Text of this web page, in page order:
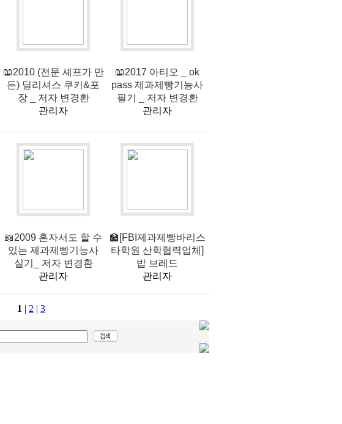
📖2010 (전문 셰프가 만
든) 딜리셔스 쿠키&포
장 _ 저자 변경환
관리자
📖2017 아티오 _ ok
pass 제과제빵기능사
필기 _ 저자 변경환
관리자
📖2009 혼자서도 할 수
있는 제과제빵기능사
실기_ 저자 변경환
관리자
🏫[FBI제과제빵바리스
타학원 산학협력업체]
밥 브레드
관리자
1 | 2 | 3